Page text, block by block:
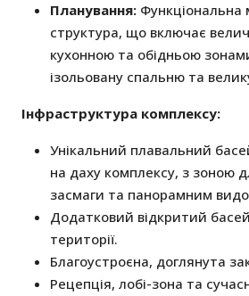
Планування:
структура, що включає
кухонною та обідньою
ізольовану спальню та
Інфраструктура комплексу:
Унікальний плавальний
на даху комплексу, з зоною
засмаги та панорамним
Додатковий відкритий
території.
Благоустроєна, доглянута
Рецепція, лобі-зона та